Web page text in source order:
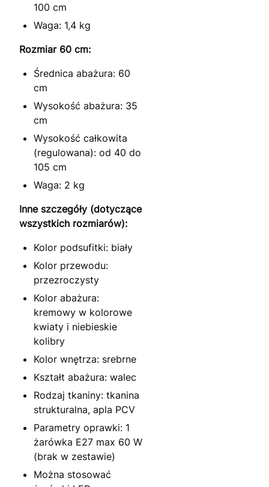
100 cm
Waga: 1,4 kg
Rozmiar 60 cm:
Średnica abażura: 60
cm
Wysokość abażura: 35
cm
Wysokość całkowita
(regulowana): od 40 do
105 cm
Waga: 2 kg
Inne szczegóły (dotyczące
wszystkich rozmiarów):
Kolor podsufitki: biały
Kolor przewodu:
przezroczysty
Kolor abażura:
kremowy w kolorowe
kwiaty i niebieskie
kolibry
Kolor wnętrza: srebrne
Kształt abażura: walec
Rodzaj tkaniny: tkanina
strukturalna, apla PCV
Parametry oprawki: 1
żarówka E27 max 60 W
(brak w zestawie)
Można stosować